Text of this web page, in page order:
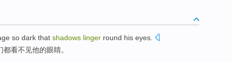
so dark that shadows linger round his eyes.
都看不见他的眼睛。